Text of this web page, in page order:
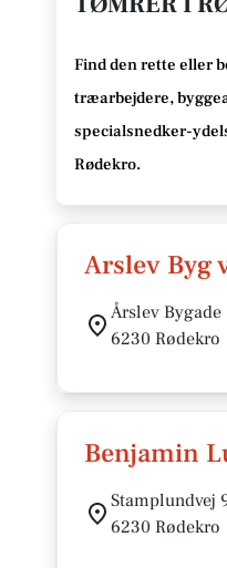
Find den rette eller
træarbejdere,
specialsnedker-
Rødekro.
Arslev Byg
Årslev Bygade
6230 Rødekro
Benjamin
Stamplundvej
6230 Rødekro